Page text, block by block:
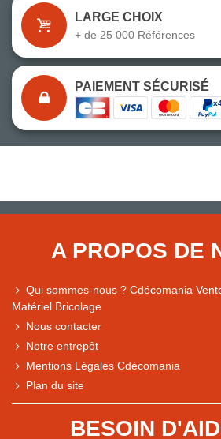
LARGE CHOIX
+ de 25 000 Références
PAIEMENT SÉCURISÉ
A PROPOS DE
Qui sommes-nous ? Cdécomania
Matériel Bricolage
Nous contacter
Notre entrepôt
Mentions Légales Cdécomania
Plan du site
BESOIN